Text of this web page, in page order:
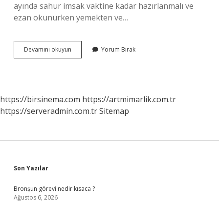
ayında sahur imsak vaktine kadar hazırlanmalı ve
ezan okunurken yemekten ve…
Devamını okuyun
Sahur
Yorum Bırak
https://birsinema.com https://artmimarlik.com.tr
https://serveradmin.com.trSitemap
Sidebar
Son Yazılar
Bronşun görevi nedir kısaca ?
Ağustos 6, 2026